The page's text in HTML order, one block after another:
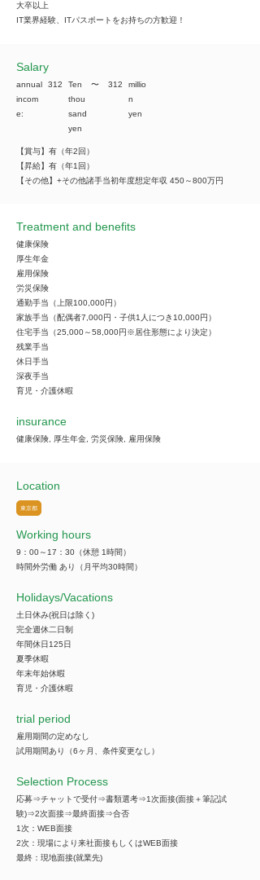
大卒以上
IT業界経験、ITパスポートをお持ちの方歓迎！
​Salary
annual
incom
e:
312
Ten
thou
sand
yen
​〜 312
millio
n
yen
【賞与】有（年2回）
【昇給】有（年1回）
【その他】+その他諸手当初年度想定年収 450～800万円
Treatment and benefits
健康保険
厚生年金
雇用保険
労災保険
通勤手当（上限100,000円）
家族手当（配偶者7,000円・子供1人につき10,000円）
住宅手当（25,000～58,000円※居住形態により決定）
残業手当
休日手当
深夜手当
育児・介護休暇
insurance
健康保険, 厚生年金, 労災保険, 雇用保険
Location
東京都
Working hours
9：00～17：30（休憩 1時間）
時間外労働 あり（月平均30時間）
​Holidays/Vacations
土日休み(祝日は除く)
完全週休二日制
年間休日125日
夏季休暇
年末年始休暇
育児・介護休暇
trial period
雇用期間の定めなし
試用期間あり（6ヶ月、条件変更なし）
Selection Process
応募⇒チャットで受付⇒書類選考⇒1次面接(面接＋筆記試
験)⇒2次面接⇒最終面接⇒合否
1次：WEB面接
2次：現場により来社面接もしくはWEB面接
最終：現地面接(就業先)